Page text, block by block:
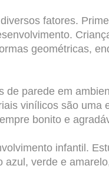
fatores.
geométricas,
parede em
vinílicos são uma
bonito e
infantil.
verde e